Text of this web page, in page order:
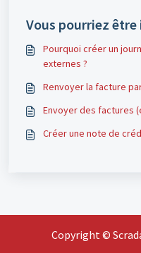
Vous pourriez être
Pourquoi créer un
externes ?
Renvoyer la facture
Envoyer des factures
Créer une note de
Copyright ©